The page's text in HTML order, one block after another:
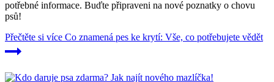
potřebné informace. Buďte připraveni na nové poznatky o chovu
psů!
Přečtěte si více Co znamená pes ke krytí: Vše, co potřebujete vědět